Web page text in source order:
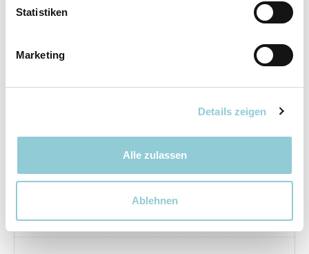
Statistiken
Marketing
Details zeigen
Alle zulassen
Ablehnen
Exterieur
Dachreling
Interieur – Komfort
Beheizbares Lenkrad